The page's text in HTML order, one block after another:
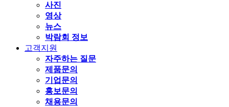
사진
영상
뉴스
박람회 정보
고객지원
자주하는 질문
제품문의
기업문의
홍보문의
채용문의